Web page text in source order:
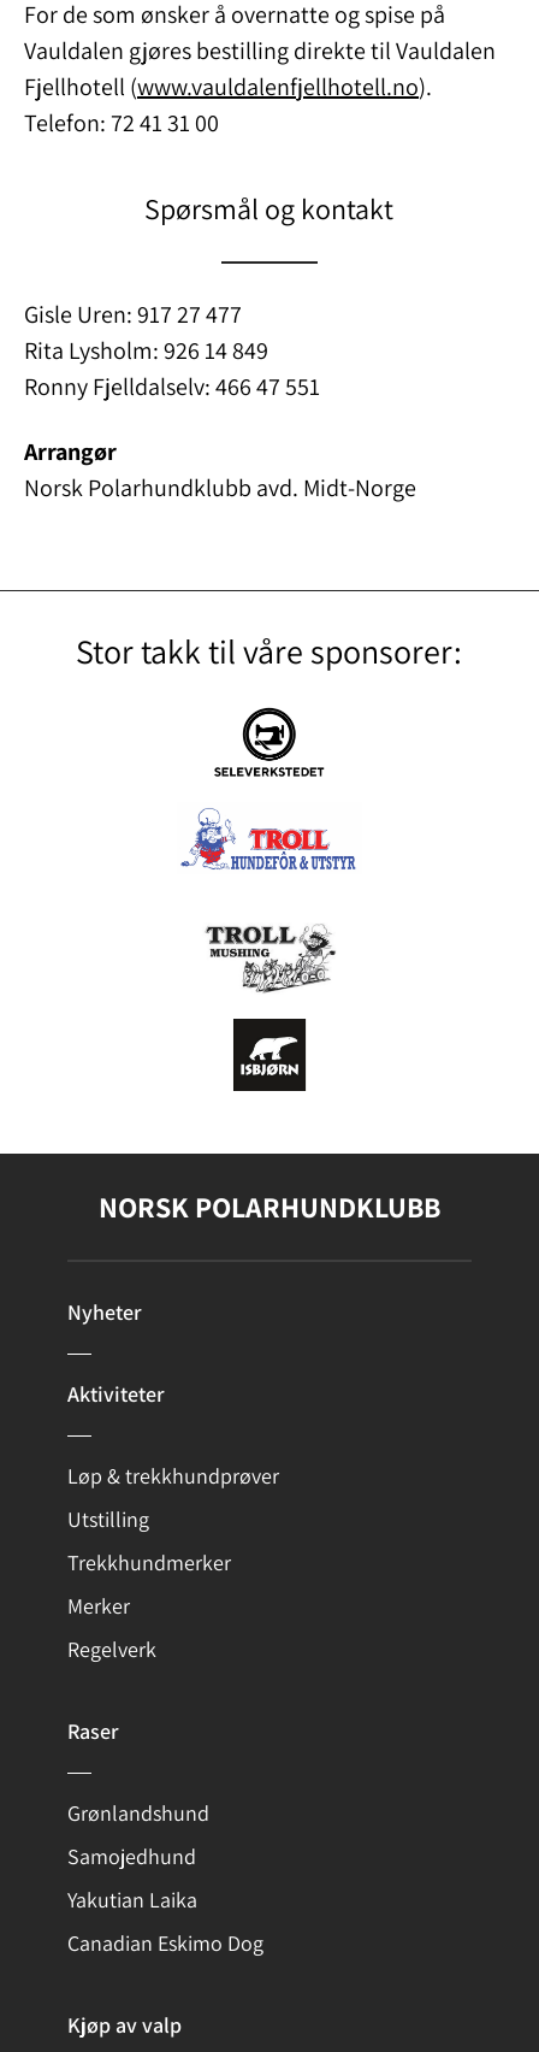
For de som ønsker å overnatte og spise på
Vauldalen gjøres bestilling direkte til Vauldalen
Fjellhotell (www.vauldalenfjellhotell.no).
Telefon: 72 41 31 00
Spørsmål og kontakt
Gisle Uren: 917 27 477
Rita Lysholm: 926 14 849
Ronny Fjelldalselv: 466 47 551
Arrangør
Norsk Polarhundklubb avd. Midt-Norge
Stor takk til våre sponsorer:
NORSK POLARHUNDKLUBB
Nyheter
Aktiviteter
Løp & trekkhundprøver
Utstilling
Trekkhundmerker
Merker
Regelverk
Raser
Grønlandshund
Samojedhund
Yakutian Laika
Canadian Eskimo Dog
Kjøp av valp